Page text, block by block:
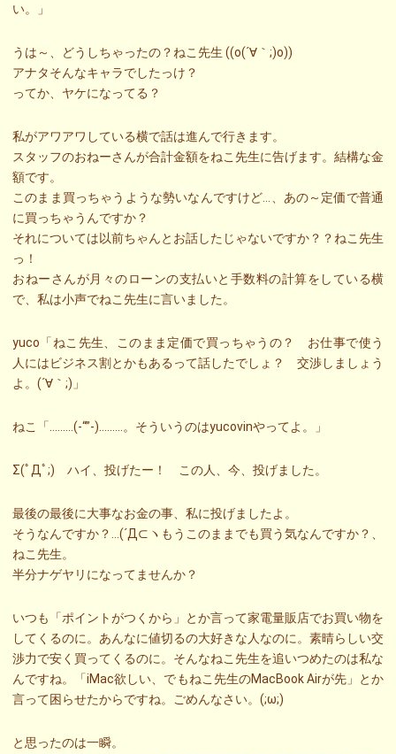
い。」
うは～、どうしちゃったの？ねこ先生 ((o(´∀｀;)o))
アナタそんなキャラでしたっけ？
ってか、ヤケになってる？
私がアワアワしている横で話は進んで行きます。
スタッフのおねーさんが合計金額をねこ先生に告げます。結構な金
額です。
このまま買っちゃうような勢いなんですけど…、あの～定価で普通
に買っちゃうんですか？
それについては以前ちゃんとお話したじゃないですか？？ねこ先生
っ！
おねーさんが月々のローンの支払いと手数料の計算をしている横
で、私は小声でねこ先生に言いました。
yuco「ねこ先生、このまま定価で買っちゃうの？ お仕事で使う
人にはビジネス割とかもあるって話したでしょ？ 交渉しましょう
よ。(´∀｀;)」
ねこ「………(-“”-)………。そういうのはyucovinやってよ。」
Σ(ﾟДﾟ;) ハイ、投げたー！ この人、今、投げました。
最後の最後に大事なお金の事、私に投げましたよ。
そうなんですか？…(´Д⊂ヽもうこのままでも買う気なんですか？、
ねこ先生。
半分ナゲヤリになってませんか？
いつも「ポイントがつくから」とか言って家電量販店でお買い物を
してくるのに。あんなに値切るの大好きな人なのに。素晴らしい交
渉力で安く買ってくるのに。そんなねこ先生を追いつめたのは私な
んですね。「iMac欲しい、でもねこ先生のMacBook Airが先」とか
言って困らせたからですね。ごめんなさい。(;ω;)
と思ったのは一瞬。